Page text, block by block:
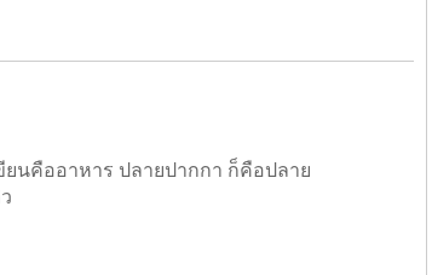
ยนคืออาหาร ปลายปากกา ก็คือปลาย